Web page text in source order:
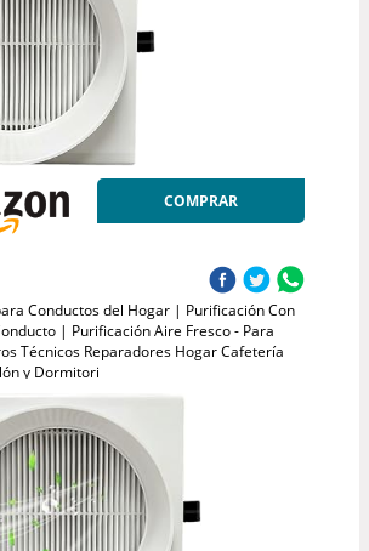
COMPRAR
Conductos del Hogar | Purificación Con
| Purificación Aire Fresco - Para
Técnicos Reparadores Hogar Cafetería
y Dormitori